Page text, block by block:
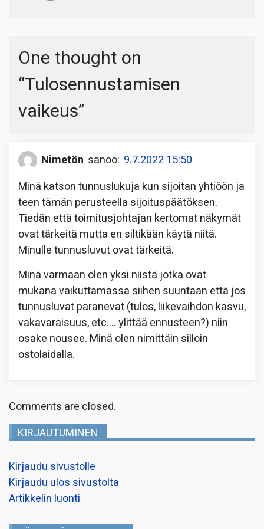
One thought on
“Tulosennustamisen
vaikeus”
Nimetön sanoo: 9.7.2022 15:50
Minä katson tunnuslukuja kun sijoitan yhtiöön ja
teen tämän perusteella sijoituspäätöksen.
Tiedän että toimitusjohtajan kertomat näkymät
ovat tärkeitä mutta en siltikään käytä niitä.
Minulle tunnusluvut ovat tärkeitä.
Minä varmaan olen yksi niistä jotka ovat
mukana vaikuttamassa siihen suuntaan että jos
tunnusluvat paranevat (tulos, liikevaihdon kasvu,
vakavaraisuus, etc…. ylittää ennusteen?) niin
osake nousee. Minä olen nimittäin silloin
ostolaidalla.
Comments are closed.
KIRJAUTUMINEN
Kirjaudu sivustolle
Kirjaudu ulos sivustolta
Artikkelin luonti